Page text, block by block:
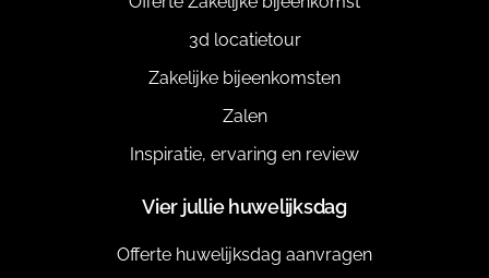
3d locatietour
Zakelijke bijeenkomsten
Zalen
Inspiratie, ervaring en review
Vier jullie huwelijksdag
Offerte huwelijksdag aanvragen